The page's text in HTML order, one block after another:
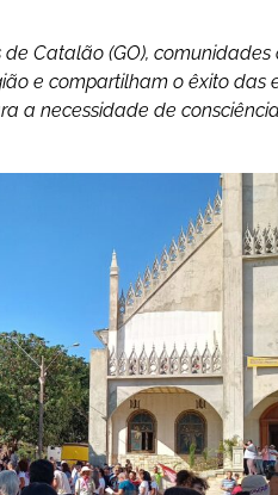
Catalão (GO), comunidades
e compartilham o êxito das
a necessidade de